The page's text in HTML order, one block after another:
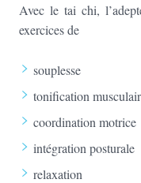
Avec le tai chi,
exercices de
souplesse
tonification
coordination motrice
intégration posturale
relaxation